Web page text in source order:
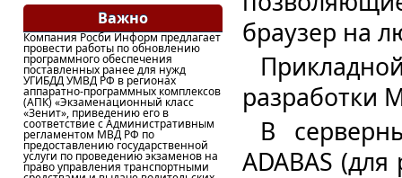
Важно
Компания Росби Информ предлагает
провести работы по обновлению
программного обеспечения
поставленных ранее для нужд
УГИБДД УМВД РФ в регионах
аппаратно-программных комплексов
(АПК) «Экзаменационный класс
«Зенит», приведению его в
соответствие с Административным
регламентом МВД РФ по
предоставлению государственной
услуги по проведению экзаменов на
право управления транспортными
браузер на
разработки
В
ADABAS